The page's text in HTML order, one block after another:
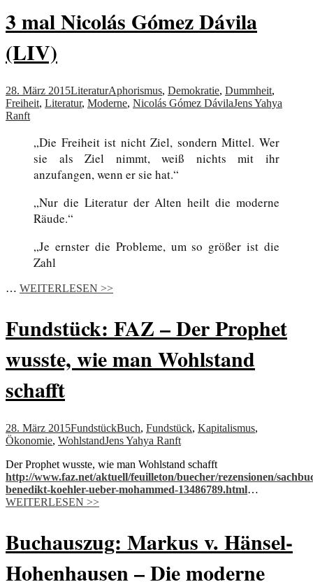
3 mal Nicolás Gómez Dávila
(LIV)
28. März 2015LiteraturAphorismus, Demokratie, Dummheit,
Freiheit, Literatur, Moderne, Nicolás Gómez DávilaJens Yahya
Ranft
„Die Freiheit ist nicht Ziel, sondern Mittel. Wer
sie als Ziel nimmt, weiß nichts mit ihr
anzufangen, wenn er sie hat.“
„Nur die Literatur der Alten heilt die moderne
Räude.“
„Je ernster die Probleme, um so größer ist die
Zahl
… WEITERLESEN >>
Fundstück: FAZ – Der Prophet
wusste, wie man Wohlstand
schafft
28. März 2015FundstückBuch, Fundstück, Kapitalismus,
Ökonomie, WohlstandJens Yahya Ranft
Der Prophet wusste, wie man Wohlstand schafft
http://www.faz.net/aktuell/feuilleton/buecher/rezensionen/
benedikt-koehler-ueber-mohammed-13486789.html…
WEITERLESEN >>
Buchauszug: Markus v. Hänsel-
Hohenhausen – Die moderne